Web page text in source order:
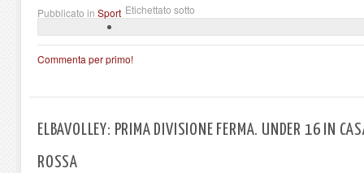
Pubblicato in Sport Etichettato sotto
Commenta per primo!
ELBAVOLLEY: PRIMA DIVISIONE FERMA. UNDER 16 IN
ROSSA